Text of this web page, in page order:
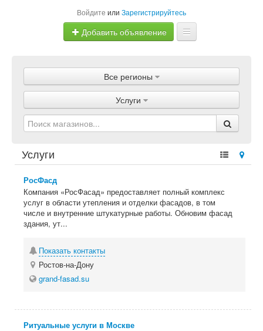
Войдите или Зарегистрируйтесь
Добавить объявление
Объявления
Магазины
Услуги
Все регионы
Услуги
Услуги
РосФасд
Компания «РосФасад» предоставляет полный комплекс
услуг в области утепления и отделки фасадов, в том
числе и внутренние штукатурные работы. Обновим фасад
здания, ут...
Показать контакты
Ростов-на-Дону
grand-fasad.su
Ритуальные услуги в Москве